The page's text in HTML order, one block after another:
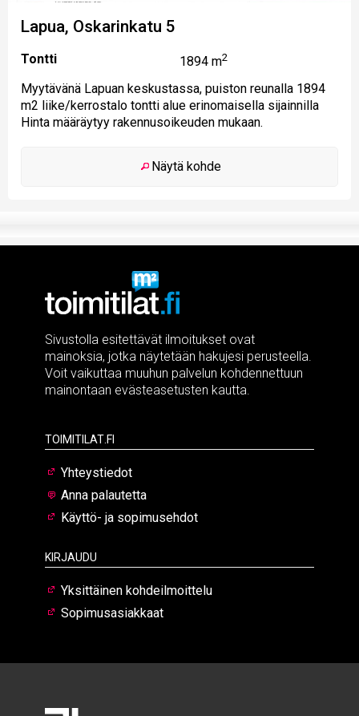
Lapua, Oskarinkatu 5
Tontti 1894 m2
Myytävänä Lapuan keskustassa, puiston reunalla 1894
m2 liike/kerrostalo tontti alue erinomaisella sijainnilla
Hinta määräytyy rakennusoikeuden mukaan.
Näytä kohde
Sivustolla esitettävät ilmoitukset ovat
mainoksia, jotka näytetään hakujesi perusteella.
Voit vaikuttaa muuhun palvelun kohdennettuun
mainontaan evästeasetusten kautta.
Toimitilat.fi
Yhteystiedot
Anna palautetta
Käyttö- ja sopimusehdot
Kirjaudu
Yksittäinen kohdeilmoittelu
Sopimusasiakkaat